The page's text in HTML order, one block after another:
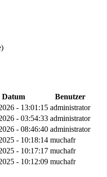
Datum
Benutzer
- 13:01:15 administrator
- 03:54:33 administrator
- 08:46:40 administrator
- 10:18:14 muchafr
- 10:17:17 muchafr
- 10:12:09 muchafr